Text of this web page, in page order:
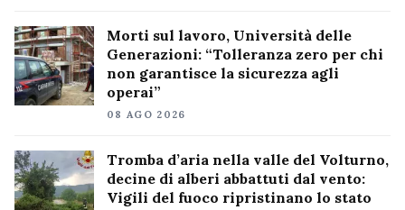
Morti sul lavoro, Università delle
Generazioni: “Tolleranza zero per chi
non garantisce la sicurezza agli
operai”
08 AGO 2026
Tromba d’aria nella valle del Volturno,
decine di alberi abbattuti dal vento:
Vigili del fuoco ripristinano lo stato